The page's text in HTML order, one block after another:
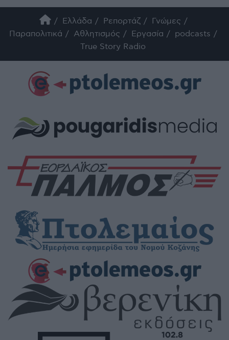
Ελλάδα Ρεπορτάζ
Γνώμες
Παραπολιτικά
Αθλητισμός Εργασία
podcasts
True Story Radio